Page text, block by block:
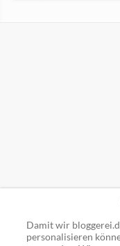
Was is hier
Damit wir
personalisieren